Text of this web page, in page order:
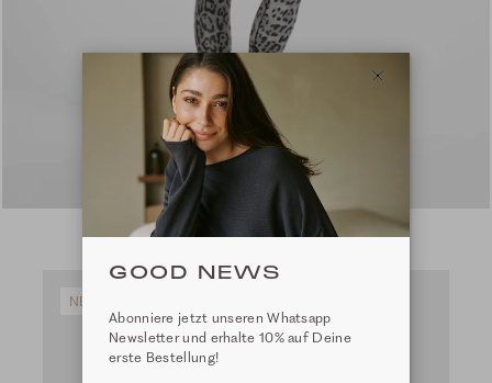
NEW
GOOD NEWS
Abonniere jetzt unseren Whatsapp
Newsletter und erhalte 10% auf Deine
erste Bestellung!